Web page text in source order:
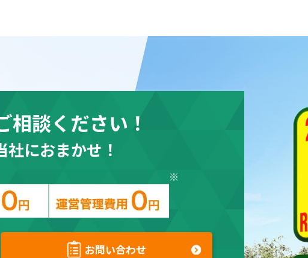
相談ください！
におまかせ！
お問い合わせ